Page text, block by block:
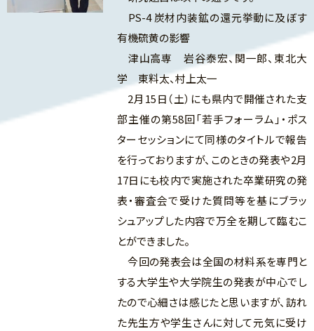
PS-4 炭材内装鉱の還元挙動に及ぼす
有機硫黄の影響
津山高専 岩谷泰宏、関一郎、東北大
学 東料太、村上太一
2月15日（土）にも県内で開催された支
部主催の第58回「若手フォーラム」・ポス
ターセッションにて同様のタイトルで報告
を行っておりますが、このときの発表や2月
17日にも校内で実施された卒業研究の発
表・審査会で受けた質問等を基にブラッ
シュアップした内容で万全を期して臨むこ
とができました。
今回の発表会は全国の材料系を専門と
する大学生や大学院生の発表が中心でし
たので心細さは感じたと思いますが、訪れ
た先生方や学生さんに対して元気に受け